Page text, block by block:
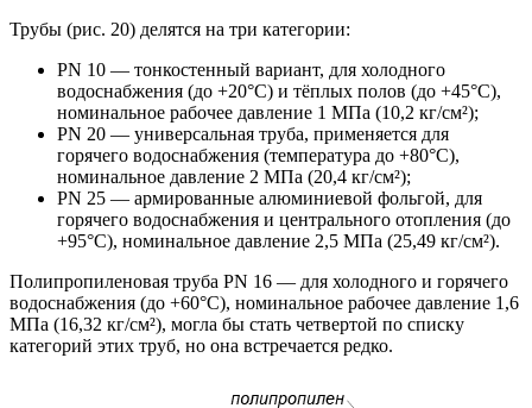
Трубы (рис. 20) делятся на три категории:
PN 10 — тонкостенный вариант, для холодного
водоснабжения (до +20°С) и тёплых полов (до +45°С),
номинальное рабочее давление 1 МПа (10,2 кг/см²);
PN 20 — универсальная труба, применяется для
горячего водоснабжения (температура до +80°С),
номинальное давление 2 МПа (20,4 кг/см²);
PN 25 — армированные алюминиевой фольгой, для
горячего водоснабжения и центрального отопления (до
+95°C), номинальное давление 2,5 МПа (25,49 кг/см²).
Полипропиленовая труба PN 16 — для холодного и горячего
водоснабжения (до +60°С), номинальное рабочее давление 1,6
МПа (16,32 кг/см²), могла бы стать четвертой по списку
категорий этих труб, но она встречается редко.